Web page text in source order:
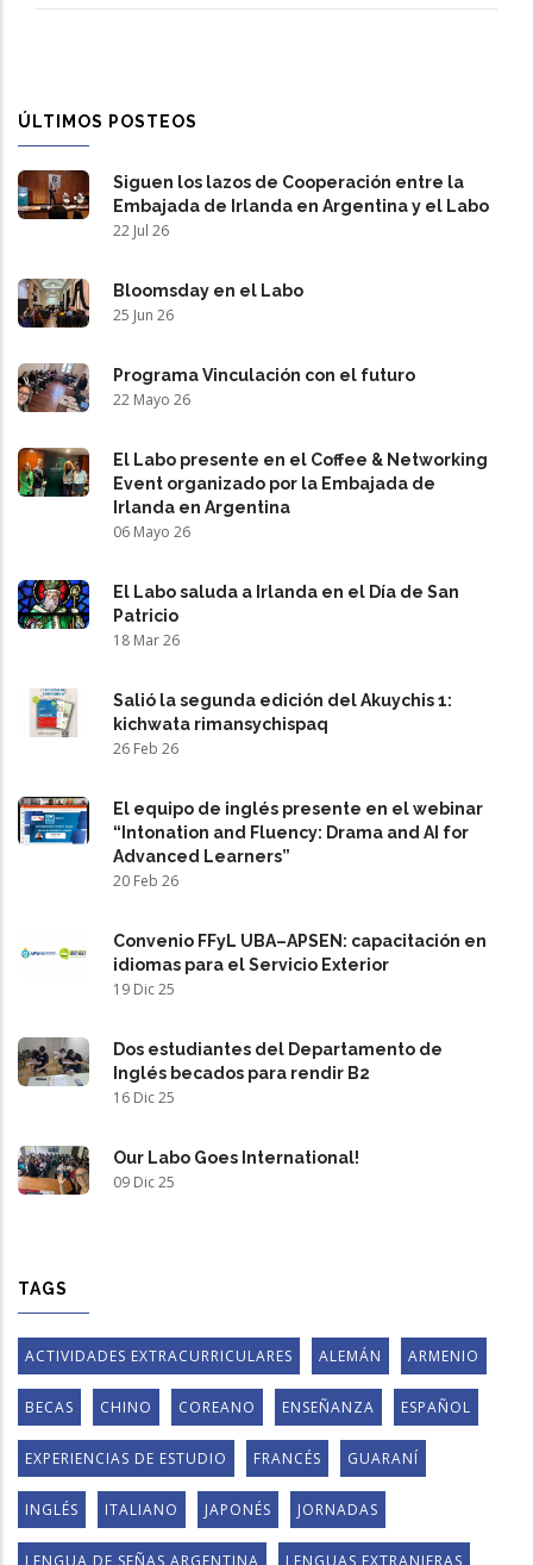
ÚLTIMOS POSTEOS
Siguen los lazos de Cooperación entre la
Embajada de Irlanda en Argentina y el Labo
22 Jul 26
Bloomsday en el Labo
25 Jun 26
Programa Vinculación con el futuro
22 Mayo 26
El Labo presente en el Coffee & Networking
Event organizado por la Embajada de
Irlanda en Argentina
06 Mayo 26
El Labo saluda a Irlanda en el Día de San
Patricio
18 Mar 26
Salió la segunda edición del Akuychis 1:
kichwata rimansychispaq
26 Feb 26
El equipo de inglés presente en el webinar
“Intonation and Fluency: Drama and AI for
Advanced Learners”
20 Feb 26
Convenio FFyL UBA–APSEN: capacitación en
idiomas para el Servicio Exterior
19 Dic 25
Dos estudiantes del Departamento de
Inglés becados para rendir B2
16 Dic 25
Our Labo Goes International!
09 Dic 25
TAGS
ACTIVIDADES EXTRACURRICULARES ALEMÁN ARMENIO
BECAS CHINO COREANO ENSEÑANZA ESPAÑOL
EXPERIENCIAS DE ESTUDIO FRANCÉS GUARANÍ
INGLÉS ITALIANO JAPONÉS JORNADAS